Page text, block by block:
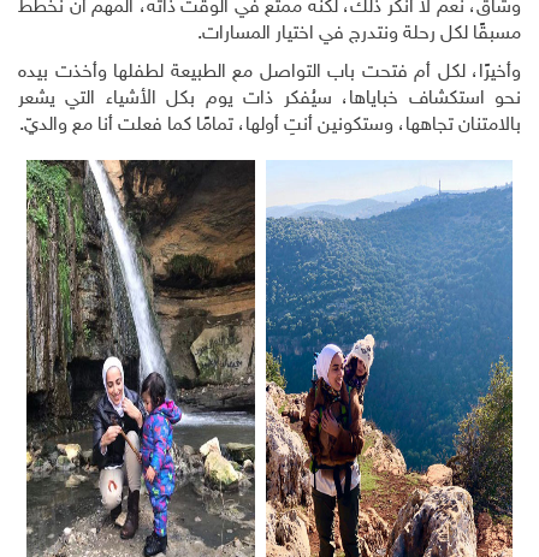
وشاق، نعم لا أنكر ذلك، لكنه ممتع في الوقت ذاته، المهم أن نُخطط
مسبقًا لكل رحلة ونتدرج في اختيار المسارات.
وأخيرًا، لكل أم فتحت باب التواصل مع الطبيعة لطفلها وأخذت بيده
نحو استكشاف خباياها، سيُفكر ذات يوم بكل الأشياء التي يشعر
بالامتنان تجاهها، وستكونين أنتِ أولها، تمامًا كما فعلت أنا مع والديّ.